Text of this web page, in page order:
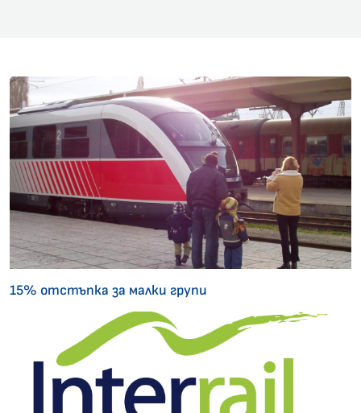
15% отстъпка за малки групи